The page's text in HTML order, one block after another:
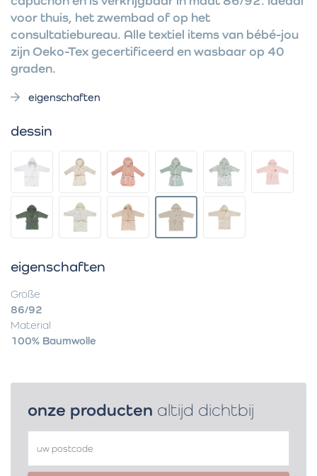
voor thuis, het zwembad of op het
consultatiebureau. Alle textiel items van bébé-jou
zijn Oeko-Tex gecertificeerd en wasbaar op 40
graden.
eigenschaften
dessin
eigenschaften
Größe
86/92
Material
100% Baumwolle
onze producten altijd dichtbij